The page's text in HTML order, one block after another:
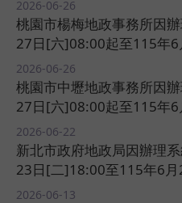
2026-06-26 ​
桃園市楊梅地政事務所因
27日[六]08:00起至115年
電子謄本申領服務。造成不
2026-06-26 ​
桃園市中壢地政事務所因
27日[六]08:00起至115年
電子謄本申領服務。造成不
2026-06-22 ​
新北市政府地政局因辦理
23日[二]18:00至115年6
子謄本申領服務。造成不便
2026-06-13 ​